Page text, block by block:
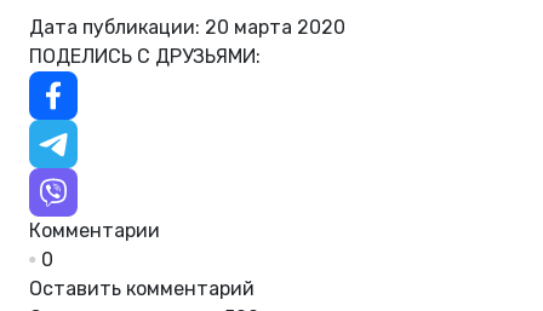
Дата публикации: 20 марта 2020
ПОДЕЛИСЬ С ДРУЗЬЯМИ:
Комментарии
0
Оставить комментарий